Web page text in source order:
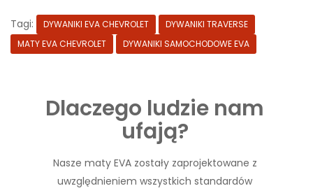
Tagi: DYWANIKI EVA CHEVROLET
DYWANIKI TRAVERSE
MATY EVA CHEVROLET
DYWANIKI SAMOCHODOWE EVA
Dlaczego ludzie nam
ufają?
Nasze maty EVA zostały zaprojektowane z
uwzględnieniem wszystkich standardów